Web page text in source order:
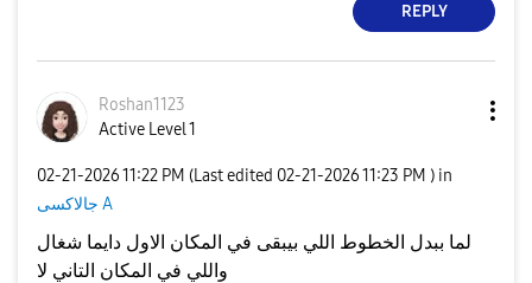
REPLY
Roshan1123
Active Level 1
‎02-21-202611:22 PM (Last edited ‎02-21-202611:23 PM ) in
جالاكسى A
لما ببدل الخطوط اللي بيبقى في المكان الاول دايما شغال
واللي في المكان التاني لا